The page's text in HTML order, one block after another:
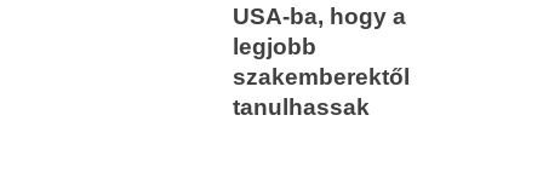
USA-ba, hogy a
legjobb
szakemberektől
tanulhassak